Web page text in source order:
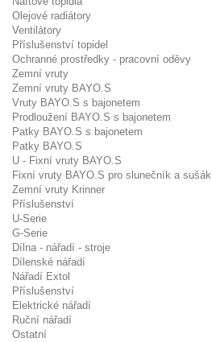
Olejové radiátory
Ventilátory
Příslušenství topidel
Ochranné prostředky - pracovní oděvy
Zemní vruty
Zemní vruty BAYO.S
Vruty BAYO.S s bajonetem
Prodloužení BAYO.S s bajonetem
Patky BAYO.S s bajonetem
Patky BAYO.S
U - Fixní vruty BAYO.S
Fixní vruty BAYO.S pro slunečník a sušák
Zemní vruty Krinner
Příslušenství
U-Serie
G-Serie
Dílna - nářadí - stroje
Dílenské nářadí
Nářadí Extol
Příslušenství
Elektrické nářadí
Ruční nářadí
Ostatní